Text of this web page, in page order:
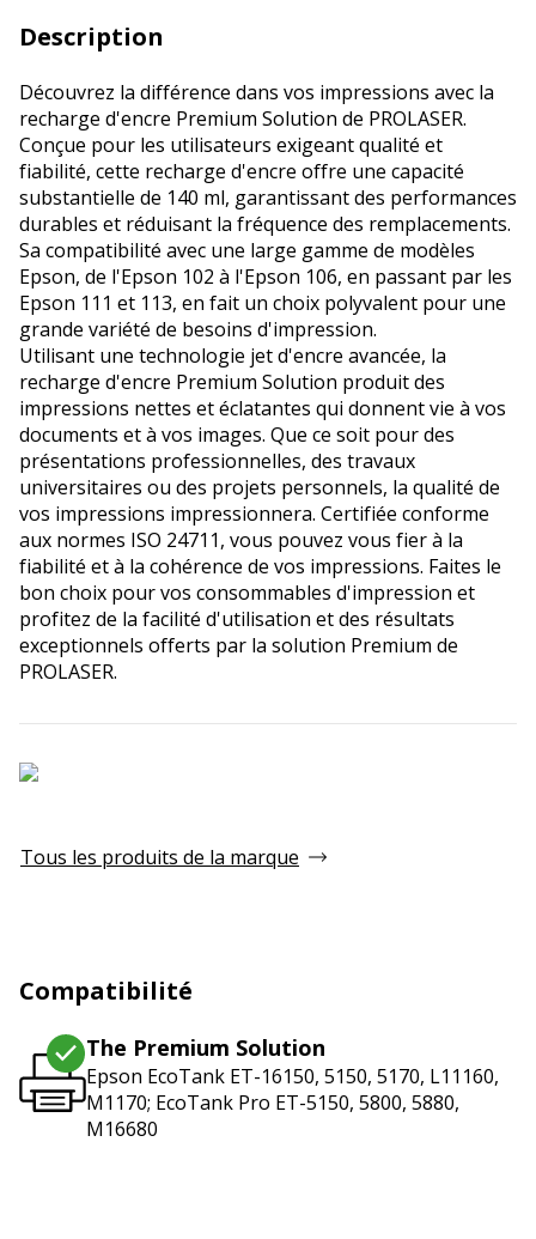
Description
Découvrez la différence dans vos impressions avec la
recharge d'encre Premium Solution de PROLASER.
Conçue pour les utilisateurs exigeant qualité et
fiabilité, cette recharge d'encre offre une capacité
substantielle de 140 ml, garantissant des performances
durables et réduisant la fréquence des remplacements.
Sa compatibilité avec une large gamme de modèles
Epson, de l'Epson 102 à l'Epson 106, en passant par les
Epson 111 et 113, en fait un choix polyvalent pour une
grande variété de besoins d'impression.
Utilisant une technologie jet d'encre avancée, la
recharge d'encre Premium Solution produit des
impressions nettes et éclatantes qui donnent vie à vos
documents et à vos images. Que ce soit pour des
présentations professionnelles, des travaux
universitaires ou des projets personnels, la qualité de
vos impressions impressionnera. Certifiée conforme
aux normes ISO 24711, vous pouvez vous fier à la
fiabilité et à la cohérence de vos impressions. Faites le
bon choix pour vos consommables d'impression et
profitez de la facilité d'utilisation et des résultats
exceptionnels offerts par la solution Premium de
PROLASER.
Tous les produits de la marque
Compatibilité
The Premium Solution
Epson EcoTank ET-16150, 5150, 5170, L11160,
M1170; EcoTank Pro ET-5150, 5800, 5880,
M16680